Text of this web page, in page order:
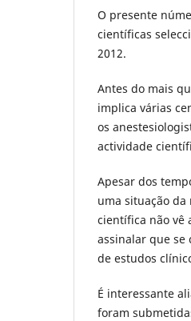
O presente
científicas
2012.
Antes do mais
implica várias
os
actividade
Apesar dos
uma situação
científica não vê
assinalar que se
de estudos
É interessante
foram